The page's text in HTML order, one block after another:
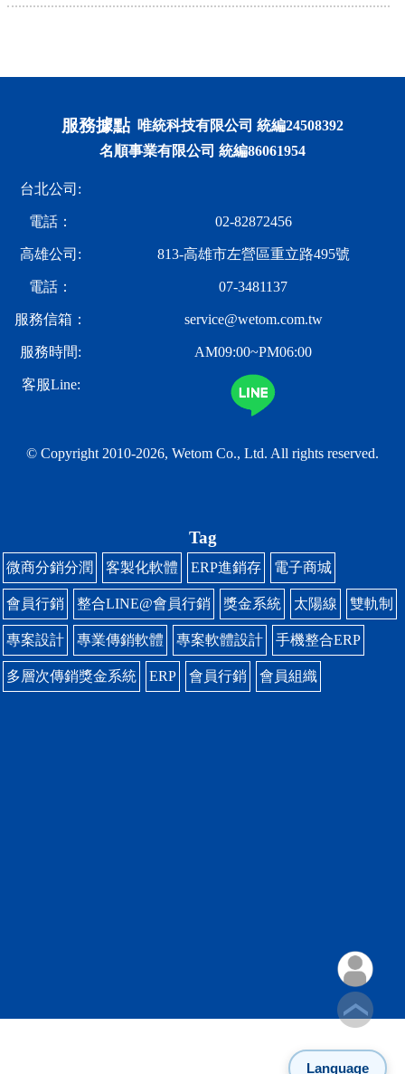
服務據點 唯統科技有限公司 統編24508392
名順事業有限公司 統編86061954
台北公司:
電話： 02-82872456
高雄公司: 813-高雄市左營區重立路495號
電話： 07-3481137
服務信箱： service@wetom.com.tw
服務時間: AM09:00~PM06:00
客服Line:
© Copyright 2010-2026, Wetom Co., Ltd. All rights reserved.
Tag
微商分銷分潤 客製化軟體 ERP進銷存 電子商城
會員行銷 整合LINE@會員行銷 獎金系統 太陽線 雙軌制
專案設計 專業傳銷軟體 專案軟體設計 手機整合ERP
多層次傳銷獎金系統 ERP 會員行銷 會員組織
Language